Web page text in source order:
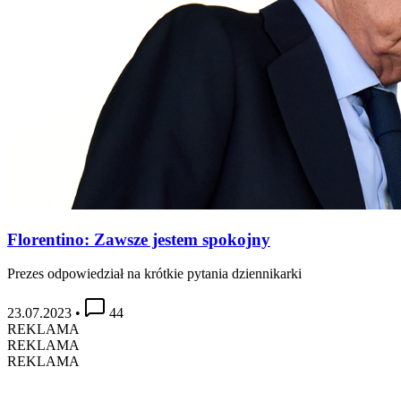
Florentino: Zawsze jestem spokojny
Prezes odpowiedział na krótkie pytania dziennikarki
23.07.2023 •
44
REKLAMA
REKLAMA
REKLAMA